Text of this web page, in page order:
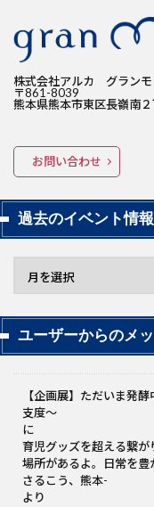
株式会社アルカ グランモ
〒861-8039
熊本県熊本市東区長嶺南
お問い合わせ
過去のイベント情
ユーザーからのメ
【企画展】ただいま発
支度～
に
育児グッズを超える繋
場所があるよ。日常を
さるこう、熊本-
より